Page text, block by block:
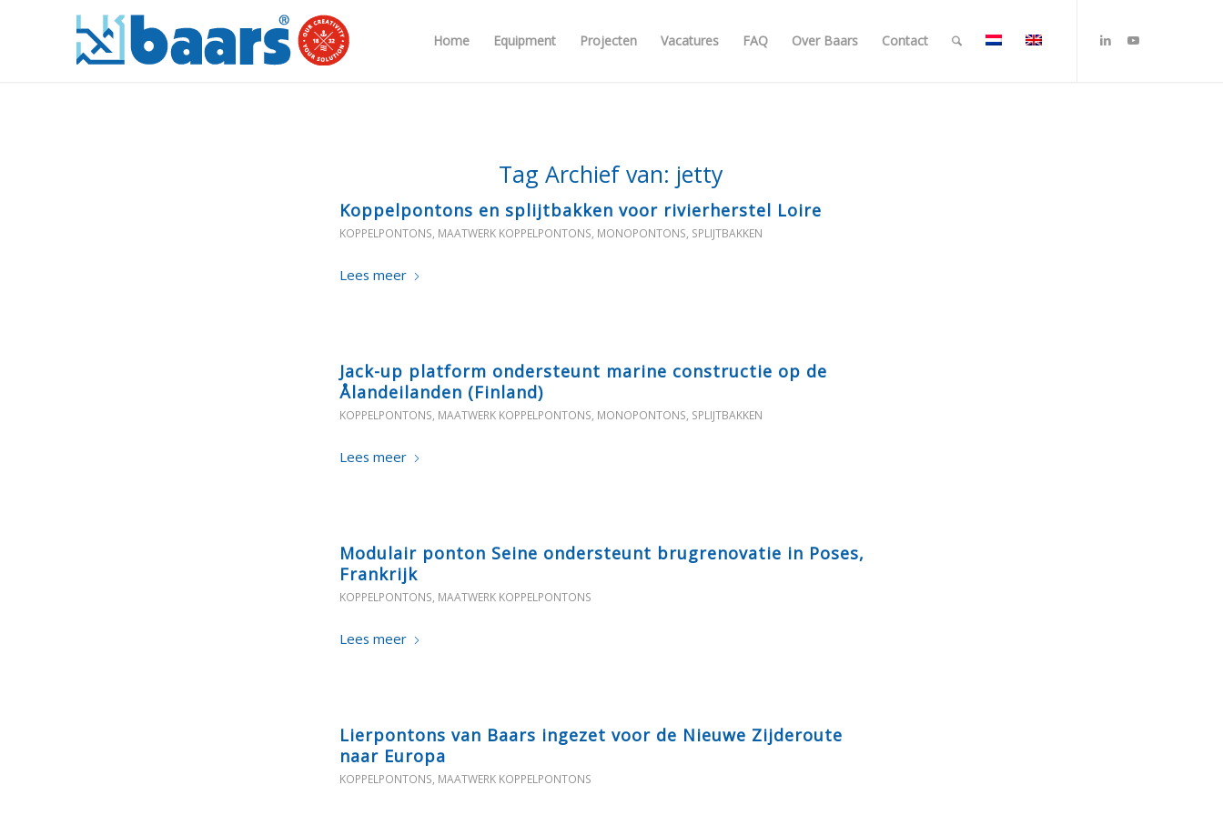
Home Equipment Projecten Vacatures FAQ Over Baars Contact
Tag Archief van: jetty
Koppelpontons en splijtbakken voor rivierherstel Loire
KOPPELPONTONS, MAATWERK KOPPELPONTONS, MONOPONTONS, SPLIJTBAKKEN
Lees meer
Jack-up platform ondersteunt marine constructie op de
Ålandeilanden (Finland)
KOPPELPONTONS, MAATWERK KOPPELPONTONS, MONOPONTONS, SPLIJTBAKKEN
Lees meer
Modulair ponton Seine ondersteunt brugrenovatie in Poses,
Frankrijk
KOPPELPONTONS, MAATWERK KOPPELPONTONS
Lees meer
Lierpontons van Baars ingezet voor de Nieuwe Zijderoute
naar Europa
KOPPELPONTONS, MAATWERK KOPPELPONTONS